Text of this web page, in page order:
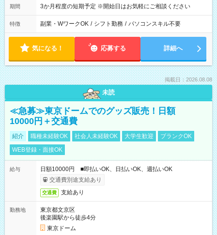
期間 3か月程度の短期予定 ※開始日はお気軽にご相談ください
特徴 副業・WワークOK / シフト勤務 / パソコンスキル不要
気になる！ 応募する 詳細へ
掲載日：2026.08.08
未読
≪急募≫東京ドームでのグッズ販売！日額
10000円＋交通費
紹介 職種未経験OK 社会人未経験OK 大学生歓迎
ブランクOK
WEB登録・面接OK
給与
日額10000円 ■即払いOK、日払いOK、週払いOK
交通費別途支給あり
交通費 支給あり
勤務地
東京都文京区
後楽園駅から徒歩4分
東京ドーム